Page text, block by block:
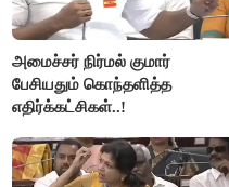
அமைச்சர் நிர்மல் குமார்
பேசியதும் கொந்தளித்த
எதிர்க்கட்சிகள்..!